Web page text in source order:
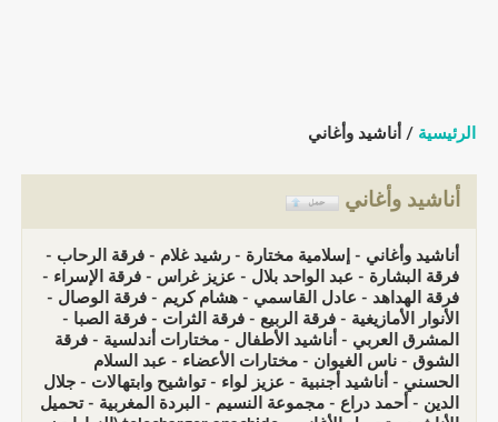
الرئيسية / أناشيد وأغاني
أناشيد وأغاني
أناشيد وأغاني - إسلامية مختارة - رشيد غلام - فرقة الرحاب -
فرقة البشارة - عبد الواحد بلال - عزيز غراس - فرقة الإسراء -
فرقة الهداهد - عادل القاسمي - هشام كريم - فرقة الوصال -
الأنوار الأمازيغية - فرقة الربيع - فرقة الثرات - فرقة الصبا -
المشرق العربي - أناشيد الأطفال - مختارات أندلسية - فرقة
الشوق - ناس الغيوان - مختارات الأعضاء - عبد السلام
الحسني - أناشيد أجنبية - عزيز لواء - تواشيح وابتهالات - جلال
الدين - أحمد دراع - مجموعة النسيم - البردة المغربية - تحميل